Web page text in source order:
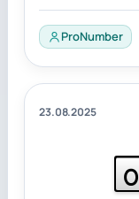
ProNumber
23.08.2025
О